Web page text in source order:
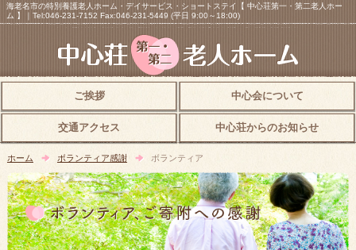
海老名市の特別養護老人ホーム・デイサービス・ショートステイ【 中心荘第一・第二老人ホー
ム 】｜Tel:046-231-7152 Fax:046-231-5449 (平日 9:00～18:00)
ご挨拶 中心会について
交通アクセス 中心荘からのお知らせ
ホーム ボランティア感謝 ボランティア